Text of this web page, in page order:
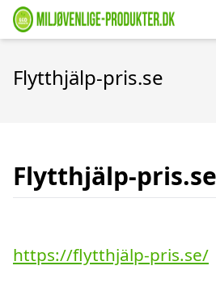
Flytthjälp-pris.se
Flytthjälp-pris.se
https://flytthjälp-pris.se/